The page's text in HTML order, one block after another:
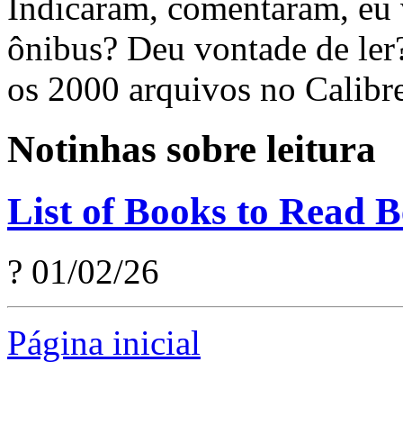
Indicaram, comentaram,
ônibus? Deu vontade de
os 2000 arquivos no
Notinhas sobre leitura
List of Books to Read
? 01/02/26
Página inicial